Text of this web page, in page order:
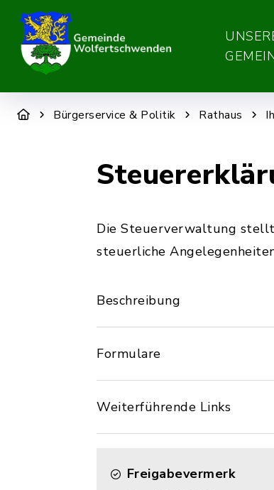
Bürgerservice & Politik Rathaus
Die Steuerverwaltung
steuerliche
Beschreibung
Formulare
Weiterführende Links
Freigabevermerk